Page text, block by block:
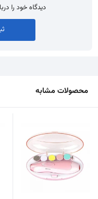
دیدگاه خود را
محصولات مشابه